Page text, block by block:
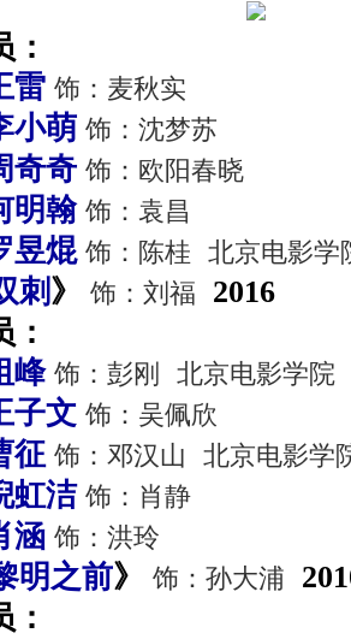
：
雷 饰：麦秋实
小萌 饰：沈梦苏
奇奇 饰：欧阳春晓
明翰 饰：袁昌
昱焜 饰：陈桂 北京电影学
刺 》 饰：刘福
2016
：
峰 饰：彭刚 北京电影学院
子文 饰：吴佩欣
征 饰：邓汉山 北京电影学
虹洁 饰：肖静
涵 饰：洪玲
明之前》 饰：孙大浦
：